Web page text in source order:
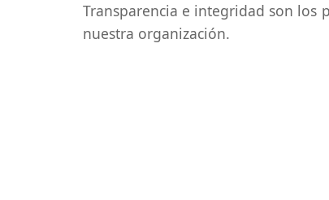
Transparencia e integridad son los
nuestra organización.